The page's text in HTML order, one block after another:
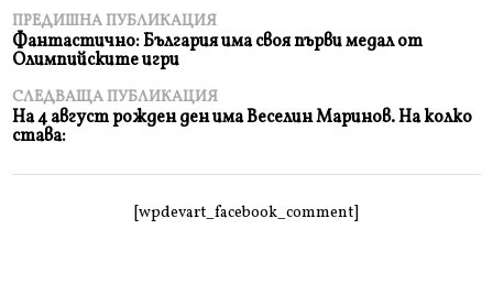
ПРЕДИШНА ПУБЛИКАЦИЯ
Фантастично: България има своя първи медал от
Олимпийските игри
СЛЕДВАЩА ПУБЛИКАЦИЯ
На 4 август рожден ден има Веселин Маринов. На колко
става:
[wpdevart_facebook_comment]